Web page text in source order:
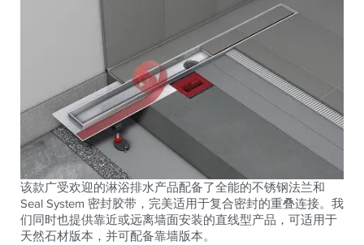
该款广受欢迎的淋浴排水产品配备了全能的不锈钢法兰和
Seal System 密封胶带，完美适用于复合密封的重叠连接。我
们同时也提供靠近或远离墙面安装的直线型产品，可适用于
天然石材版本，并可配备靠墙版本。